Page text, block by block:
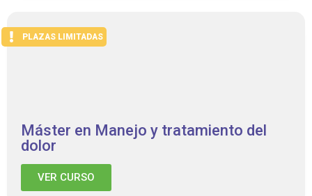
PLAZAS LIMITADAS
Máster en Manejo y tratamiento del
dolor
VER CURSO